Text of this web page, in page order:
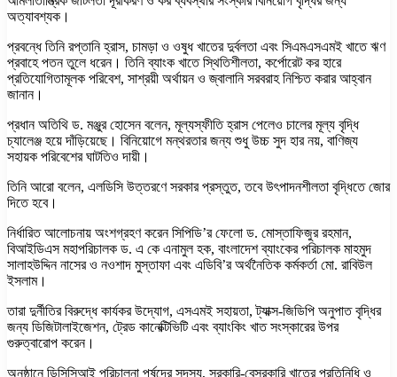
অত্যাবশ্যক।
প্রবন্ধে তিনি রপ্তানি হ্রাস, চামড়া ও ওষুধ খাতের দুর্বলতা এবং সিএমএসএমই খাতে ঋণ
প্রবাহে পতন তুলে ধরেন। তিনি ব্যাংক খাতে স্থিতিশীলতা, কর্পোরেট কর হারে
প্রতিযোগিতামূলক পরিবেশ, সাশ্রয়ী অর্থায়ন ও জ্বালানি সরবরাহ নিশ্চিত করার আহ্বান
জানান।
প্রধান অতিথি ড. মঞ্জুর হোসেন বলেন, মূল্যস্ফীতি হ্রাস পেলেও চালের মূল্য বৃদ্ধি
চ্যালেঞ্জ হয়ে দাঁড়িয়েছে। বিনিয়োগে মন্থরতার জন্য শুধু উচ্চ সুদ হার নয়, বাণিজ্য
সহায়ক পরিবেশের ঘাটতিও দায়ী।
তিনি আরো বলেন, এলডিসি উত্তরণে সরকার প্রস্তুত, তবে উৎপাদনশীলতা বৃদ্ধিতে জোর
দিতে হবে।
নির্ধারিত আলোচনায় অংশগ্রহণ করেন সিপিডি’র ফেলো ড. মোস্তাফিজুর রহমান,
বিআইডিএস মহাপরিচালক ড. এ কে এনামুল হক, বাংলাদেশ ব্যাংকের পরিচালক মাহমুদ
সালাহউদ্দিন নাসের ও নওশাদ মুস্তাফা এবং এডিবি’র অর্থনৈতিক কর্মকর্তা মো. রাবিউল
ইসলাম।
তারা দুর্নীতির বিরুদ্ধে কার্যকর উদ্যোগ, এসএমই সহায়তা, ট্যাক্স-জিডিপি অনুপাত বৃদ্ধির
জন্য ডিজিটালাইজেশন, ট্রেড কানেক্টিভিটি এবং ব্যাংকিং খাত সংস্কারের উপর
গুরুত্বারোপ করেন।
অনুষ্ঠানে ডিসিসিআই পরিচালনা পর্ষদের সদস্য, সরকারি-বেসরকারি খাতের প্রতিনিধি ও